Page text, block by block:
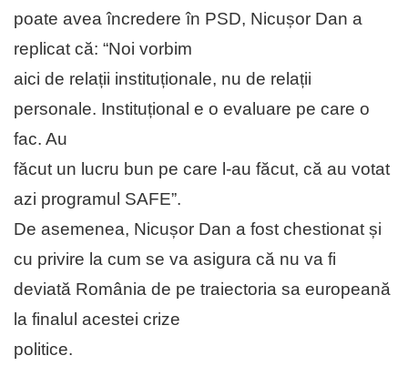
poate avea încredere în PSD, Nicușor Dan a
replicat că: “Noi vorbim
aici de relații instituționale, nu de relații
personale. Instituțional e o evaluare pe care o
fac. Au
făcut un lucru bun pe care l-au făcut, că au votat
azi programul SAFE”.
De asemenea, Nicușor Dan a fost chestionat și
cu privire la cum se va asigura că nu va fi
deviată România de pe traiectoria sa europeană
la finalul acestei crize
politice.